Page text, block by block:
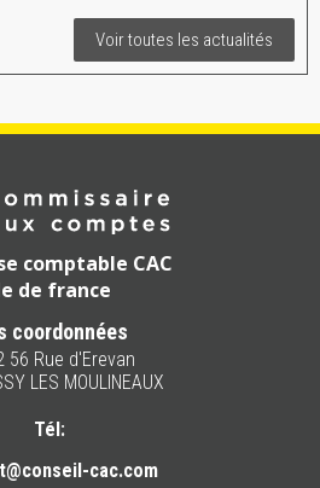
Voir toutes les actualités
comptable CAC
de france
coordonnées
56 Rue d'Erevan
LES MOULINEAUX
Tél:
cac.com